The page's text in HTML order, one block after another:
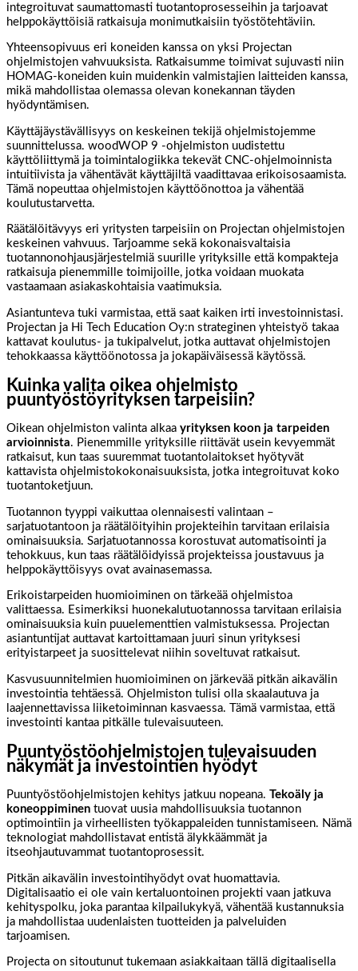
integroituvat saumattomasti tuotantoprosesseihin ja tarjoavat
helppokäyttöisiä ratkaisuja monimutkaisiin työstötehtäviin.
Yhteensopivuus eri koneiden kanssa on yksi Projectan
ohjelmistojen vahvuuksista. Ratkaisumme toimivat sujuvasti niin
HOMAG-koneiden kuin muidenkin valmistajien laitteiden kanssa,
mikä mahdollistaa olemassa olevan konekannan täyden
hyödyntämisen.
Käyttäjäystävällisyys on keskeinen tekijä ohjelmistojemme
suunnittelussa. woodWOP 9 -ohjelmiston uudistettu
käyttöliittymä ja toimintalogiikka tekevät CNC-ohjelmoinnista
intuitiivista ja vähentävät käyttäjiltä vaadittavaa erikoisosaamista.
Tämä nopeuttaa ohjelmistojen käyttöönottoa ja vähentää
koulutustarvetta.
Räätälöitävyys eri yritysten tarpeisiin on Projectan ohjelmistojen
keskeinen vahvuus. Tarjoamme sekä kokonaisvaltaisia
tuotannonohjausjärjestelmiä suurille yrityksille että kompakteja
ratkaisuja pienemmille toimijoille, jotka voidaan muokata
vastaamaan asiakaskohtaisia vaatimuksia.
Asiantunteva tuki varmistaa, että saat kaiken irti investoinnistasi.
Projectan ja Hi Tech Education Oy:n strateginen yhteistyö takaa
kattavat koulutus- ja tukipalvelut, jotka auttavat ohjelmistojen
tehokkaassa käyttöönotossa ja jokapäiväisessä käytössä.
Kuinka valita oikea ohjelmisto
puuntyöstöyrityksen tarpeisiin?
Oikean ohjelmiston valinta alkaa yrityksen koon ja tarpeiden
arvioinnista. Pienemmille yrityksille riittävät usein kevyemmät
ratkaisut, kun taas suuremmat tuotantolaitokset hyötyvät
kattavista ohjelmistokokonaisuuksista, jotka integroituvat koko
tuotantoketjuun.
Tuotannon tyyppi vaikuttaa olennaisesti valintaan –
sarjatuotantoon ja räätälöityihin projekteihin tarvitaan erilaisia
ominaisuuksia. Sarjatuotannossa korostuvat automatisointi ja
tehokkuus, kun taas räätälöidyissä projekteissa joustavuus ja
helppokäyttöisyys ovat avainasemassa.
Erikoistarpeiden huomioiminen on tärkeää ohjelmistoa
valittaessa. Esimerkiksi huonekalutuotannossa tarvitaan erilaisia
ominaisuuksia kuin puuelementtien valmistuksessa. Projectan
asiantuntijat auttavat kartoittamaan juuri sinun yrityksesi
erityistarpeet ja suosittelevat niihin soveltuvat ratkaisut.
Kasvusuunnitelmien huomioiminen on järkevää pitkän aikavälin
investointia tehtäessä. Ohjelmiston tulisi olla skaalautuva ja
laajennettavissa liiketoiminnan kasvaessa. Tämä varmistaa, että
investointi kantaa pitkälle tulevaisuuteen.
Puuntyöstöohjelmistojen tulevaisuuden
näkymät ja investointien hyödyt
Puuntyöstöohjelmistojen kehitys jatkuu nopeana. Tekoäly ja
koneoppiminen tuovat uusia mahdollisuuksia tuotannon
optimointiin ja virheellisten työkappaleiden tunnistamiseen. Nämä
teknologiat mahdollistavat entistä älykkäämmät ja
itseohjautuvammat tuotantoprosessit.
Pitkän aikavälin investointihyödyt ovat huomattavia.
Digitalisaatio ei ole vain kertaluontoinen projekti vaan jatkuva
kehityspolku, joka parantaa kilpailukykyä, vähentää kustannuksia
ja mahdollistaa uudenlaisten tuotteiden ja palveluiden
tarjoamisen.
Projecta on sitoutunut tukemaan asiakkaitaan tällä digitaalisella